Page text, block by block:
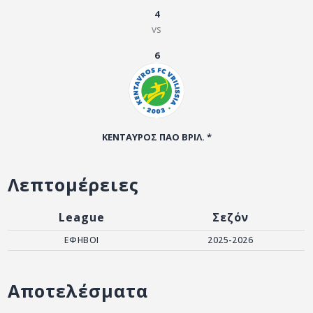
4
vs
6
ΚΕΝΤΑΥΡΟΣ ΠΑΟ ΒΡΙΛ. *
Λεπτομέρειες
League Σεζόν
ΕΦΗΒΟΙ 2025-2026
Αποτελέσματα